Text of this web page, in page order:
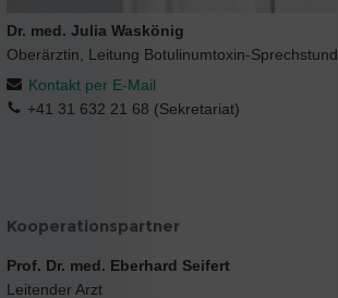
Dr. med. Julia Waskönig
Oberärztin, Leitung Botulinumtoxin-
Kontakt per E-Mail
+41 31 632 21 68 (Sekretariat)
Kooperationspartner
Prof. Dr. med. Eberhard Seifert
Leitender Arzt